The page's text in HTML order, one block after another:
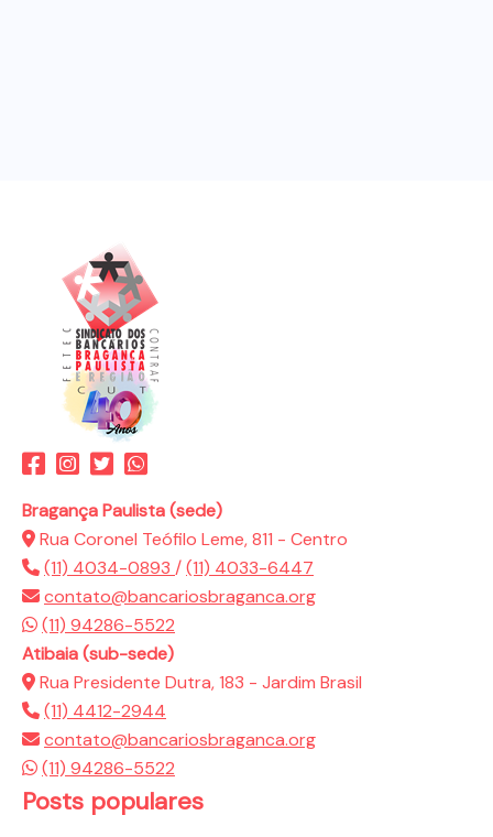
Bragança Paulista (sede)
Rua Coronel Teófilo Leme, 811 - Centro
(11) 4034-0893 /(11) 4033-6447
contato@bancariosbraganca.org
(11) 94286-5522
Atibaia (sub-sede)
Rua Presidente Dutra, 183 - Jardim Brasil
(11) 4412-2944
contato@bancariosbraganca.org
(11) 94286-5522
Posts populares